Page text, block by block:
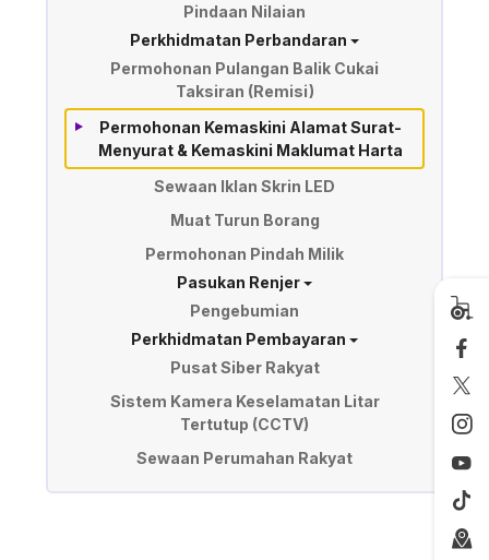
Pindaan Nilaian
Perkhidmatan Perbandaran
Permohonan Pulangan Balik Cukai
Taksiran (Remisi)
Permohonan Kemaskini Alamat Surat-
Menyurat & Kemaskini Maklumat Harta
Sewaan Iklan Skrin LED
Muat Turun Borang
Permohonan Pindah Milik
Pasukan Renjer
Pengebumian
Perkhidmatan Pembayaran
Pusat Siber Rakyat
Sistem Kamera Keselamatan Litar
Tertutup (CCTV)
Sewaan Perumahan Rakyat